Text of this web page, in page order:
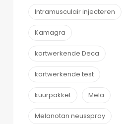
Intramusculair injecteren
Kamagra
kortwerkende Deca
kortwerkende test
kuurpakket Mela
Melanotan neusspray